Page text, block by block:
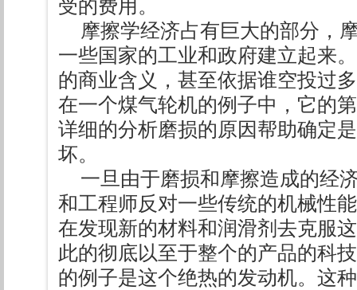
受的费用。
摩擦学经济占有巨大的部分，
一些国家的工业和政府建立起来
的商业含义，甚至依据谁空投过
在一个煤气轮机的例子中，它的
详细的分析磨损的原因帮助确定
坏。
一旦由于磨损和摩擦造成的经
和工程师反对一些传统的机械性
在发现新的材料和润滑剂去克服
此的彻底以至于整个的产品的科
的例子是这个绝热的发动机。这